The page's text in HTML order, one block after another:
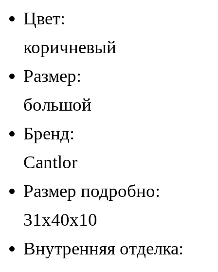
Цвет:
коричневый
Размер:
большой
Бренд:
Cantlor
Размер подробно:
31х40х10
Внутренняя отделка: